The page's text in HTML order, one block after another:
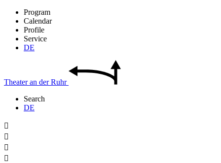
Program
Calendar
Profile
Service
DE
Theateran derRuhr
Search
DE



